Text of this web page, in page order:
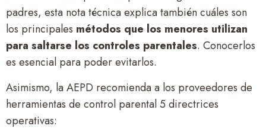
padres, esta nota técnica explica también cuáles son
los principales métodos que los menores utilizan
para saltarse los controles parentales. Conocerlos
es esencial para poder evitarlos.
Asimismo, la AEPD recomienda a los proveedores de
herramientas de control parental 5 directrices
operativas: